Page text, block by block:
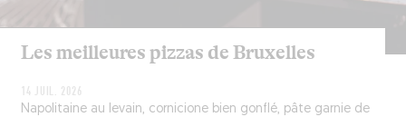
Les meilleures pizzas de Bruxelles
14 JUIL. 2026
Napolitaine au levain, cornicione bien gonflé, pâte garnie de